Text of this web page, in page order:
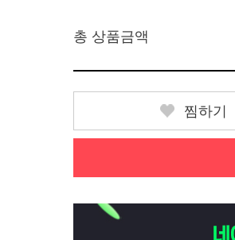
총 상품금액
찜하기